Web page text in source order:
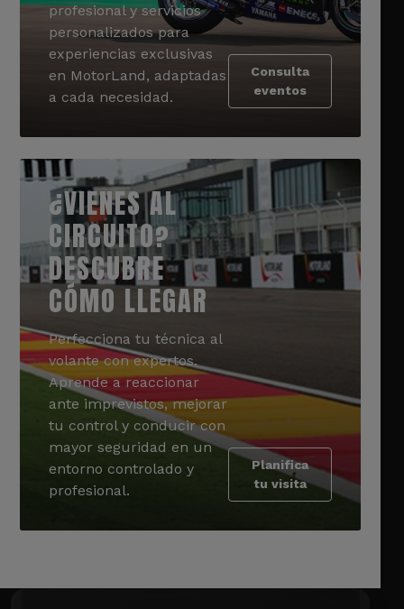
profesional y servicios
personalizados para
experiencias exclusivas
en MotorLand, adaptadas
a cada necesidad.
Consulta
eventos
¿VIENES AL
CIRCUITO?
DESCUBRE
CÓMO LLEGAR
Perfecciona tu técnica al
volante con expertos.
Aprende a reaccionar
ante imprevistos, mejorar
tu control y conducir con
mayor seguridad en un
entorno controlado y
profesional.
Planifica
tu visita